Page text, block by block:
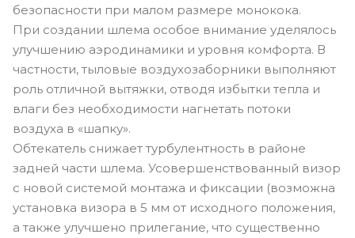
безопасности при малом размере монокока.
При создании шлема особое внимание уделялось
улучшению аэродинамики и уровня комфорта. В
частности, тыловые воздухозаборники выполняют
роль отличной вытяжки, отводя избытки тепла и
влаги без необходимости нагнетать потоки
воздуха в «шапку».
Обтекатель снижает турбулентность в районе
задней части шлема. Усовершенствованный визор
с новой системой монтажа и фиксации (возможна
установка визора в 5 мм от исходного положения,
а также улучшено прилегание, что существенно